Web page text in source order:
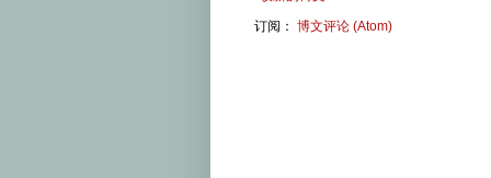
订阅： 博文评论 (Atom)